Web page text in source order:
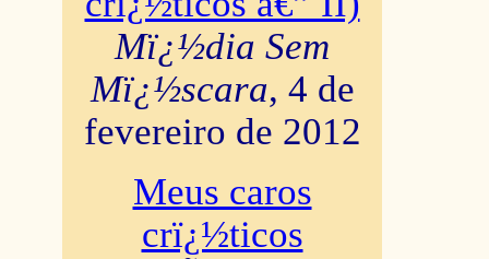
Mï¿½dia Sem
Mï¿½scara, 4 de
fevereiro de 2012
Meus caros
crï¿½ticos